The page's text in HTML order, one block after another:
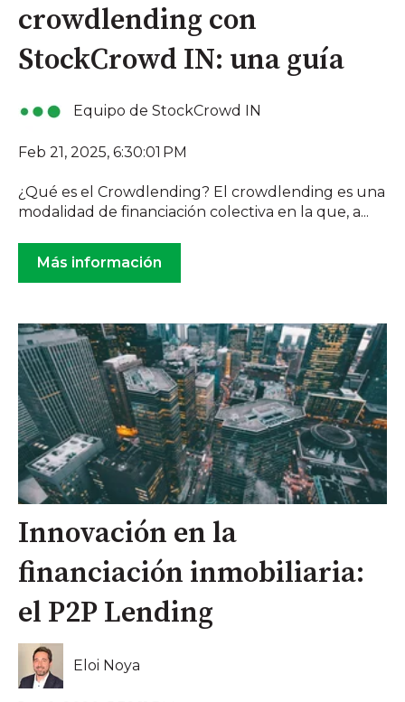
crowdlending con
StockCrowd IN: una guía
Equipo de StockCrowd IN
Feb 21, 2025, 6:30:01 PM
¿Qué es el Crowdlending? El crowdlending es una
modalidad de financiación colectiva en la que, a...
Más información
Innovación en la
financiación inmobiliaria:
el P2P Lending
Eloi Noya